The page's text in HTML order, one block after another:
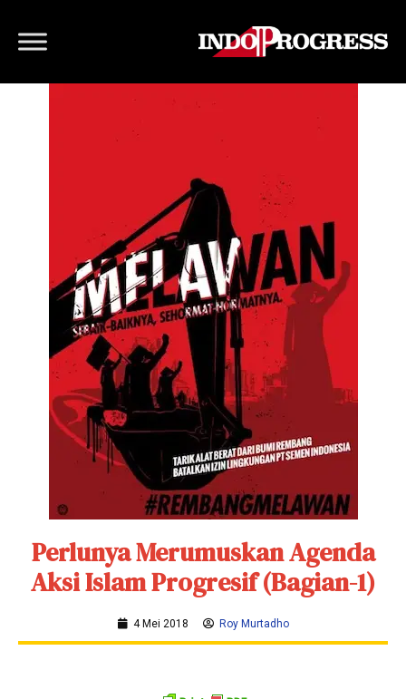
Perlunya Merumuskan Agenda
Aksi Islam Progresif (Bagian-1)
4 Mei 2018 Roy Murtadho